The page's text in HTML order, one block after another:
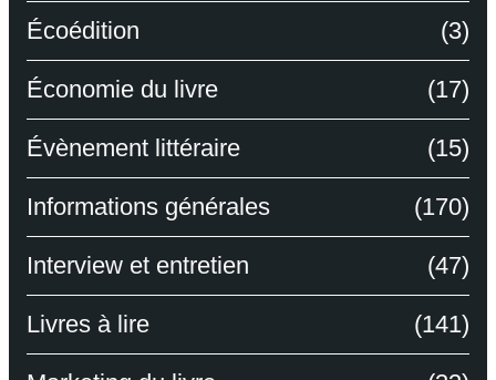
Écoédition (3)
Économie du livre (17)
Évènement littéraire (15)
Informations générales (170)
Interview et entretien (47)
Livres à lire (141)